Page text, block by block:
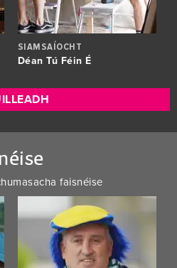
SIAMSAÍOCHT
Déan Tú Féin É
faisnéise